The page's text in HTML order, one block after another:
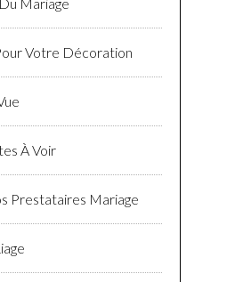
Mariage
Votre Décoration
À Voir
Prestataires Mariage